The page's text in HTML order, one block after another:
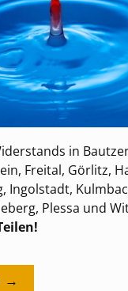
in
Freital, Görlitz,
Ingolstadt,
Plessa und
→